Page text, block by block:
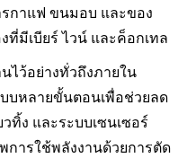
กาแฟ ขนมอบ และของ
ที่มีเบียร์ ไวน์ และค็อกเทล
ไว้อย่างทั่วถึงภายใน
บหลายขั้นตอนเพื่อช่วยลด
ทิ้ง และระบบเซนเซอร์
การใช้พลังงานด้วยการตัด